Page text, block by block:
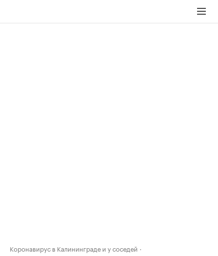
Коронавирус в Калининграде и у соседей